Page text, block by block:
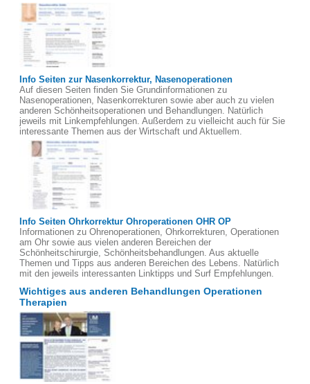
Info Seiten zur Nasenkorrektur, Nasenoperationen
Auf diesen Seiten finden Sie Grundinformationen zu
Nasenoperationen, Nasenkorrekturen sowie aber auch zu vielen
anderen Schönheitsoperationen und Behandlungen. Natürlich
jeweils mit Linkempfehlungen. Außerdem zu vielleicht auch für Sie
interessante Themen aus der Wirtschaft und Aktuellem.
Info Seiten Ohrkorrektur Ohroperationen OHR OP
Informationen zu Ohrenoperationen, Ohrkorrekturen, Operationen
am Ohr sowie aus vielen anderen Bereichen der
Schönheitschirurgie, Schönheitsbehandlungen. Aus aktuelle
Themen und Tipps aus anderen Bereichen des Lebens. Natürlich
mit den jeweils interessanten Linktipps und Surf Empfehlungen.
Wichtiges aus anderen Behandlungen Operationen
Therapien